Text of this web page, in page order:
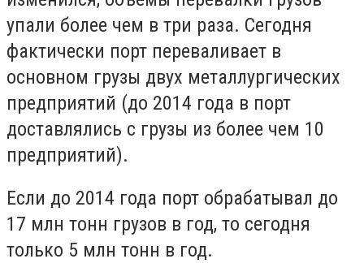
упали более чем в три раза. Сегодня
фактически порт переваливает в
основном грузы двух металлургических
предприятий (до 2014 года в порт
доставлялись с грузы из более чем 10
предприятий).
Если до 2014 года порт обрабатывал до
17 млн тонн грузов в год, то сегодня
только 5 млн тонн в год.